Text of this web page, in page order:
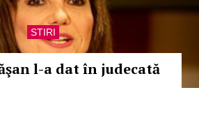
STIRI
l-a dat în judecată